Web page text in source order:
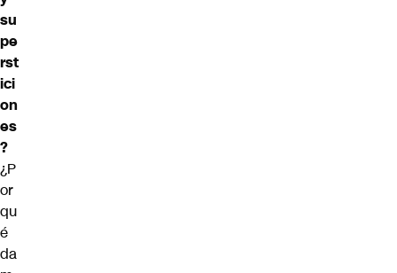
su
pe
rst
ici
on
es
?
¿P
or
qu
é
da